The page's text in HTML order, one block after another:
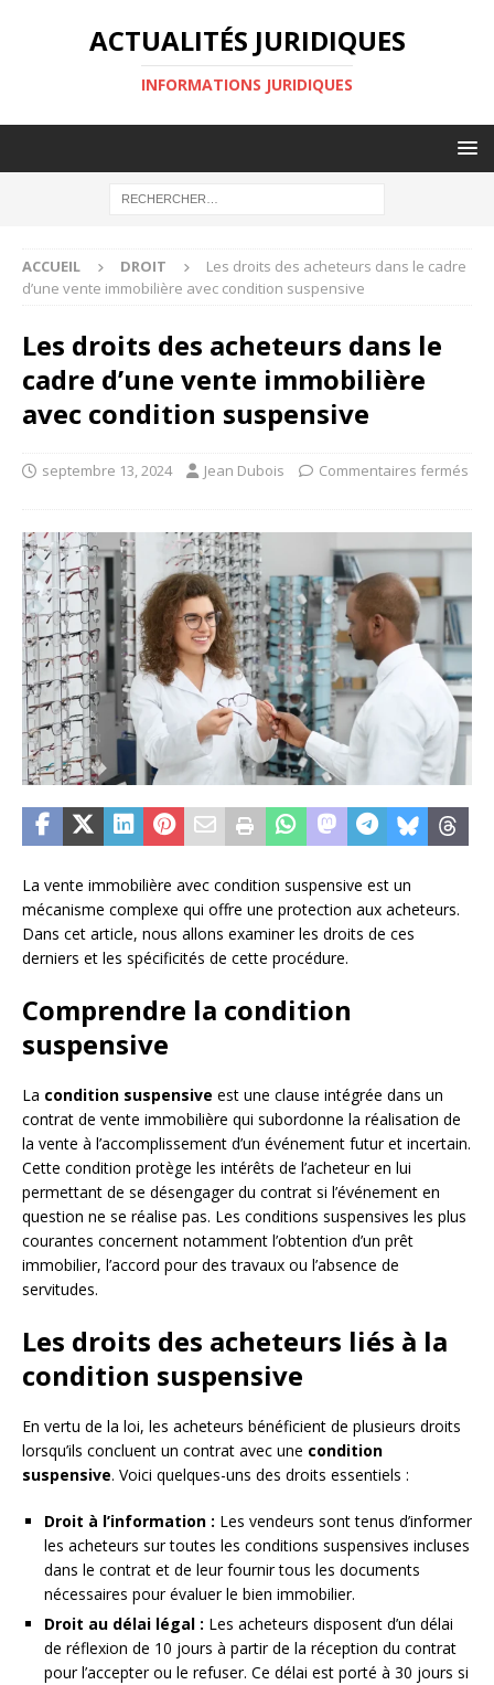
ACTUALITÉS JURIDIQUES
INFORMATIONS JURIDIQUES
ACCUEIL DROIT
Les droits des acheteurs dans le cadre
d’une vente immobilière avec condition suspensive
Les droits des acheteurs dans le
cadre d’une vente immobilière
avec condition suspensive
septembre 13, 2024 Jean Dubois Commentaires fermés
La vente immobilière avec condition suspensive est un
mécanisme complexe qui offre une protection aux acheteurs.
Dans cet article, nous allons examiner les droits de ces
derniers et les spécificités de cette procédure.
Comprendre la condition
suspensive
La condition suspensive est une clause intégrée dans un
contrat de vente immobilière qui subordonne la réalisation de
la vente à l’accomplissement d’un événement futur et incertain.
Cette condition protège les intérêts de l’acheteur en lui
permettant de se désengager du contrat si l’événement en
question ne se réalise pas. Les conditions suspensives les plus
courantes concernent notamment l’obtention d’un prêt
immobilier, l’accord pour des travaux ou l’absence de
servitudes.
Les droits des acheteurs liés à la
condition suspensive
En vertu de la loi, les acheteurs bénéficient de plusieurs droits
lorsqu’ils concluent un contrat avec une condition
suspensive. Voici quelques-uns des droits essentiels :
Droit à l’information : Les vendeurs sont tenus d’informer
les acheteurs sur toutes les conditions suspensives incluses
dans le contrat et de leur fournir tous les documents
nécessaires pour évaluer le bien immobilier.
Droit au délai légal : Les acheteurs disposent d’un délai
de réflexion de 10 jours à partir de la réception du contrat
pour l’accepter ou le refuser. Ce délai est porté à 30 jours si